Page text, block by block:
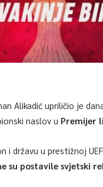
Alikadić upriličio je
naslov u Premijer
državu u prestižnoj
su postavile svjetski